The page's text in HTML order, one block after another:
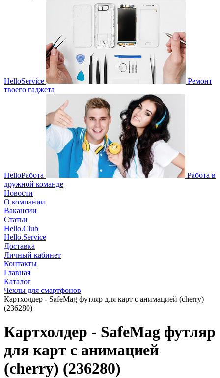
HelloService
Ремонт
твоего гаджета
HelloРабота
Работа в
дружной команде
Новости
О компании
Вакансии
Статьи
Hello.Club
Hello.Service
Доставка
Личный кабинет
Контакты
Главная
Каталог
Чехлы для смартфонов
Картхолдер - SafeMag футляр для карт с анимацией (cherry)
(236280)
Картхолдер - SafeMag футляр
для карт с анимацией
(cherry) (236280)